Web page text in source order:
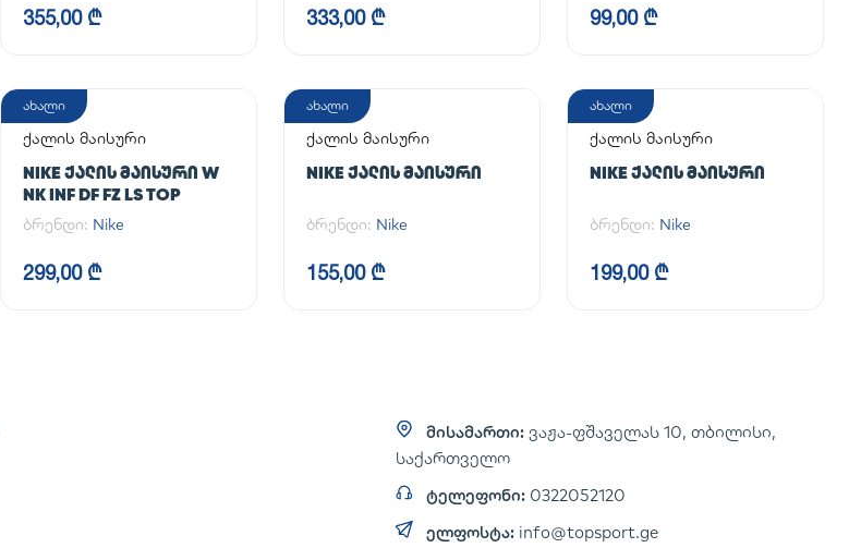
355,00 ₾ 333,00 ₾ 99,00 ₾
ახალი
ქალის მაისური
NIKE ᲥᲐᲚᲘᲡ ᲛᲐᲘᲡᲣᲠᲘ W
NK INF DF FZ LS TOP
ბრენდი: Nike
299,00 ₾
ახალი
ქალის მაისური
NIKE ᲥᲐᲚᲘᲡ ᲛᲐᲘᲡᲣᲠᲘ
ბრენდი: Nike
155,00 ₾
ახალი
ქალის მაისური
NIKE ᲥᲐᲚᲘᲡ ᲛᲐᲘᲡᲣᲠᲘ
ბრენდი: Nike
199,00 ₾
მისამართი: ვაჟა-ფშაველას 10, თბილისი,
საქართველო
ტელეფონი: 0322052120
ელფოსტა: info@topsport.ge